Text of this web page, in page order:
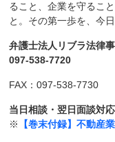
ること、企業を守るこ
と。その第一歩を、今
弁護士法人リブラ法律
097-538-7720
FAX：097-538-7730
当日相談・翌日面談対
※
【巻末付録】不動産